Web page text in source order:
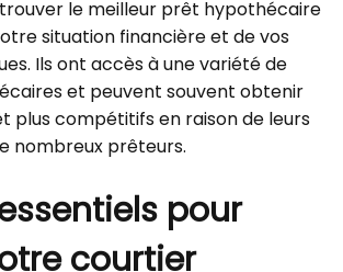
le meilleur prêt hypothécaire
situation financière et de vos
Ils ont accès à une variété de
et peuvent souvent obtenir
plus compétitifs en raison de leurs
nombreux prêteurs.
pour
courtier